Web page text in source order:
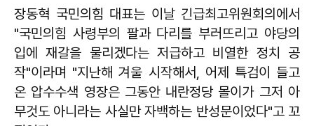
장동혁 국민의힘 대표는 이날 긴급최고위원회의에서
"국민의힘 사령부의 팔과 다리를 부러뜨리고 야당의
입에 재갈을 물리겠다는 저급하고 비열한 정치 공
작"이라며 "지난해 겨울 시작해서, 어제 특검이 들고
온 압수수색 영장은 그동안 내란정당 몰이가 그저 아
무것도 아니라는 사실만 자백하는 반성문이었다"고 꼬